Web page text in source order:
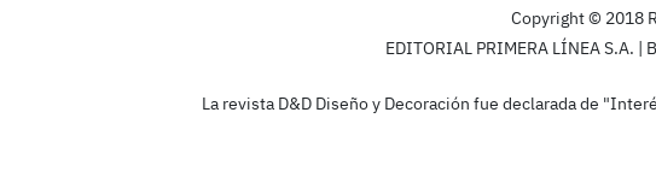
Copyright © 2018
EDITORIAL PRIMERA LÍNEA S.A.
La revista D&D Diseño y Decoración fue declarada de